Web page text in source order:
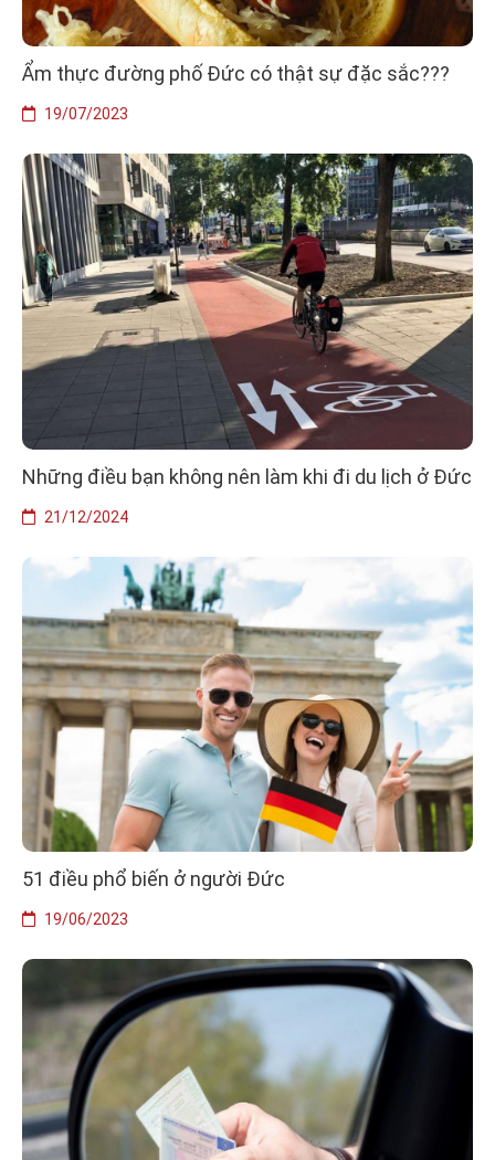
Ẩm thực đường phố Đức có thật sự đặc sắc???
19/07/2023
Những điều bạn không nên làm khi đi du lịch ở Đức
21/12/2024
51 điều phổ biến ở người Đức
19/06/2023